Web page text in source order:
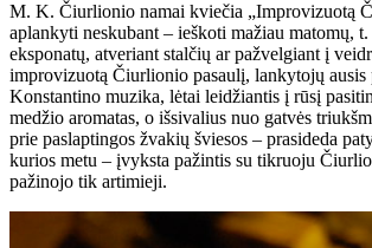
M. K. Čiurlionio namai kviečia „Improvizuotą
aplankyti neskubant – ieškoti mažiau matomų,
eksponatų, atveriant stalčių ar pažvelgiant į
improvizuotą Čiurlionio pasaulį, lankytojų ausis
Konstantino muzika, lėtai leidžiantis į rūsį
medžio aromatas, o išsivalius nuo gatvės
prie paslaptingos žvakių šviesos – prasideda
kurios metu – įvyksta pažintis su tikruoju
pažinojo tik artimieji.